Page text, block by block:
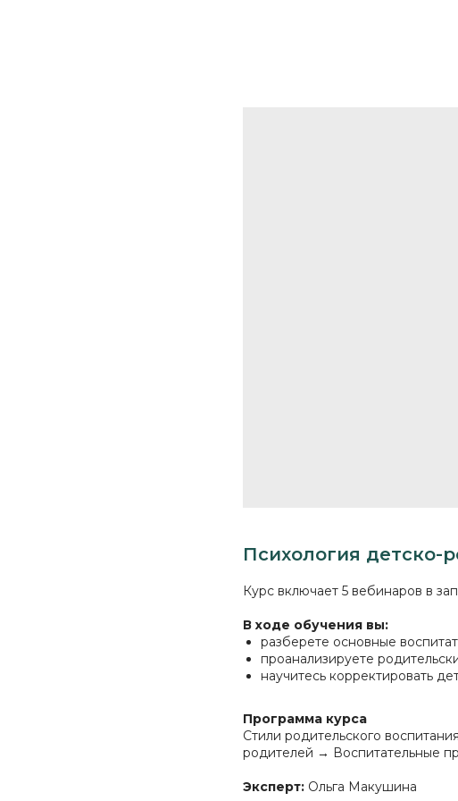
Психология детско-
Курс включает 5 вебинаров в
В ходе обучения вы:
разберете основные
проанализируете
научитесь корректировать
Программа курса
Стили родительского
родителей → Воспитательные
Эксперт: Ольга Макушина